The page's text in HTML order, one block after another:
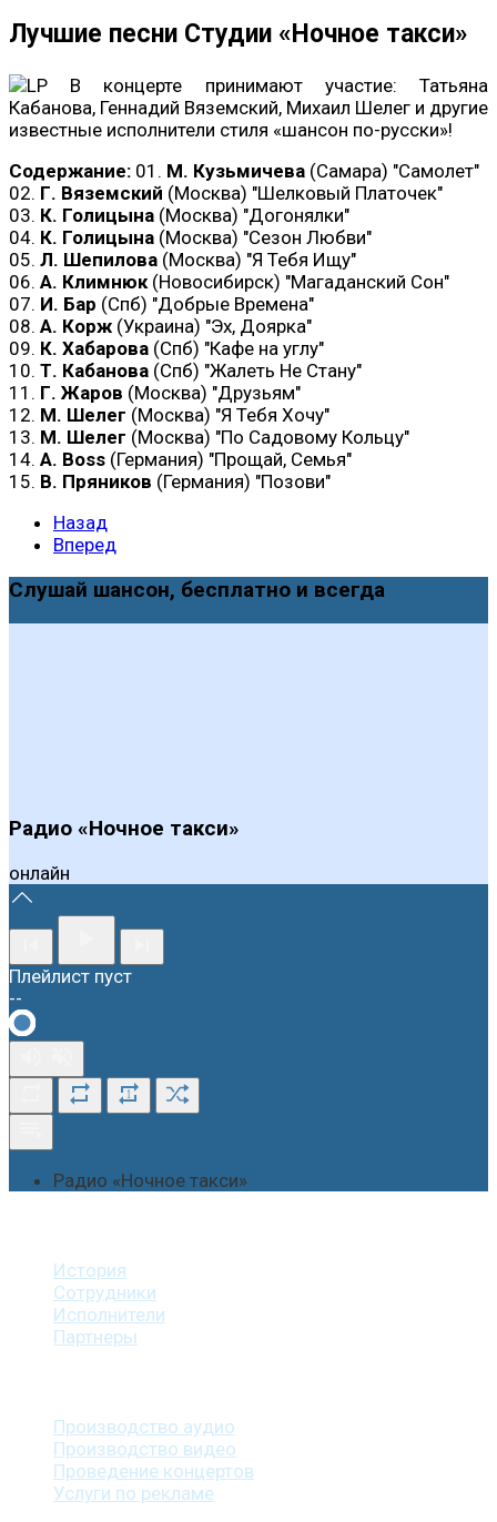
Лучшие песни Студии «Ночное такси»
В концерте принимают участие: Татьяна
Кабанова, Геннадий Вяземский, Михаил Шелег и другие
известные исполнители стиля «шансон по-русски»!
Содержание: 01. М. Кузьмичева (Самара) "Самолет"
02. Г. Вяземский (Москва) "Шелковый Платочек"
03. К. Голицына (Москва) "Догонялки"
04. К. Голицына (Москва) "Сезон Любви"
05. Л. Шепилова (Москва) "Я Тебя Ищу"
06. А. Климнюк (Новосибирск) "Магаданский Сон"
07. И. Бар (Спб) "Добрые Времена"
08. А. Корж (Украина) "Эх, Доярка"
09. К. Хабарова (Спб) "Кафе на углу"
10. Т. Кабанова (Спб) "Жалеть Не Стану"
11. Г. Жаров (Москва) "Друзьям"
12. М. Шелег (Москва) "Я Тебя Хочу"
13. М. Шелег (Москва) "По Садовому Кольцу"
14. А. Воss (Германия) "Прощай, Семья"
15. В. Пряников (Германия) "Позови"
Назад
Вперед
Слушай шансон, бесплатно и всегда
Радио «Ночное такси»
онлайн
Плейлист пуст
--
1
Радио «Ночное такси»
История
Сотрудники
Исполнители
Партнеры
Производство аудио
Производство видео
Проведение концертов
Услуги по рекламе